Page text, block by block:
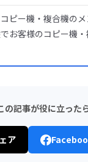
ピー機・複合機の
お客様のコピー機
の記事が役に立った
ア